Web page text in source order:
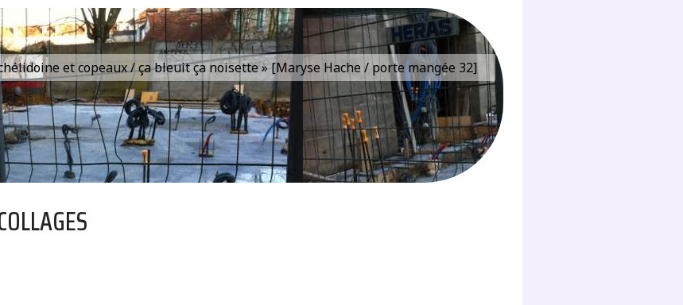
et copeaux / ça bleuit ça noisette » [Maryse Hache / porte mangée 32]